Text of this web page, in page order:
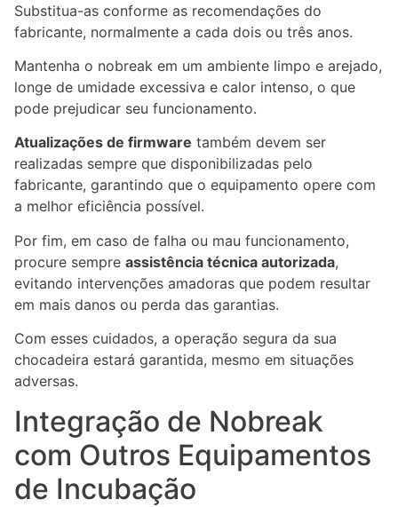
Substitua-as conforme as recomendações do
fabricante, normalmente a cada dois ou três anos.
Mantenha o nobreak em um ambiente limpo e arejado,
longe de umidade excessiva e calor intenso, o que
pode prejudicar seu funcionamento.
Atualizações de firmware também devem ser
realizadas sempre que disponibilizadas pelo
fabricante, garantindo que o equipamento opere com
a melhor eficiência possível.
Por fim, em caso de falha ou mau funcionamento,
procure sempre assistência técnica autorizada,
evitando intervenções amadoras que podem resultar
em mais danos ou perda das garantias.
Com esses cuidados, a operação segura da sua
chocadeira estará garantida, mesmo em situações
adversas.
Integração de Nobreak
com Outros Equipamentos
de Incubação